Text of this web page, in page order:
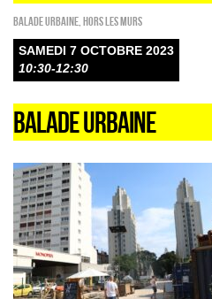
Balade urbaine HORS LES MURS
SAMEDI 7 OCTOBRE 2023
10:30-12:30
BALADE URBAINE